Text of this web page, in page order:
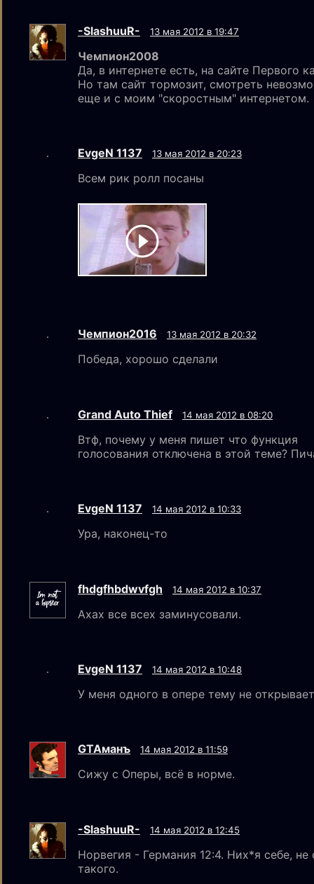
-SlashuuR- 13 мая 2012 в 19:47
Чемпион2008
Да, в интернете есть, на сайте Первого
Но там сайт тормозит, смотреть
еще и с моим "скоростным" интернетом.
EvgeN 1137 13 мая 2012 в 20:23
Всем рик ролл посаны
Чемпион2016 13 мая 2012 в 20:32
Победа, хорошо сделали
Grand Auto Thief 14 мая 2012 в 08:20
Втф, почему у меня пишет что функция
голосования отключена в этой теме?
EvgeN 1137 14 мая 2012 в 10:33
Ура, наконец-то
fhdgfhbdwvfgh 14 мая 2012 в 10:37
Ахах все всех заминусовали.
EvgeN 1137 14 мая 2012 в 10:48
У меня одного в опере тему не
GTAмaнъ 14 мая 2012 в 11:59
Сижу с Оперы, всё в норме.
-SlashuuR- 14 мая 2012 в 12:45
Норвегия - Германия 12:4. Них*я себе,
такого.